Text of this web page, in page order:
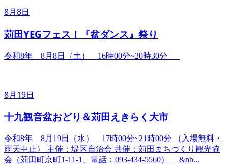
8月8日
苅田YEGフェス！『盆ダンス』祭り
令和8年 8月8日（土） 16時00分~20時30分
8月19日
十九観音盆おどり＆苅田えきらく大市
令和8年 8月19日（水） 17時00分~21時00分 （入場無料・
雨天中止） 主催：堤区自治会 共催：苅田まちづくり観光協
会（苅田町京町1-11-1、電話：093-434-5560） &nb...